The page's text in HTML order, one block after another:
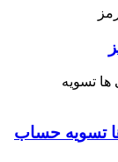
تسویه حساب